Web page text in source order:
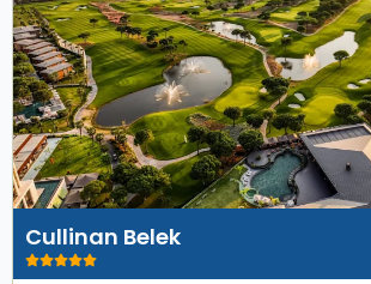
Cullinan Belek